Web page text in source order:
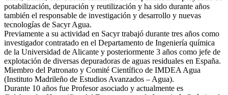
potabilización, depuración y reutilización y ha sido durante años
también el responsable de investigación y desarrollo y nuevas
tecnologías de Sacyr Agua.
Previamente a su actividad en Sacyr trabajó durante tres años como
investigador contratado en el Departamento de Ingeniería química
de la Universidad de Alicante y posteriormente 3 años como jefe de
explotación de diversas depuradoras de aguas residuales en España.
Miembro del Patronato y Comité Científico de IMDEA Agua
(Instituto Madrileño de Estudios Avanzados – Agua).
Durante 10 años fue Profesor asociado y actualmente es